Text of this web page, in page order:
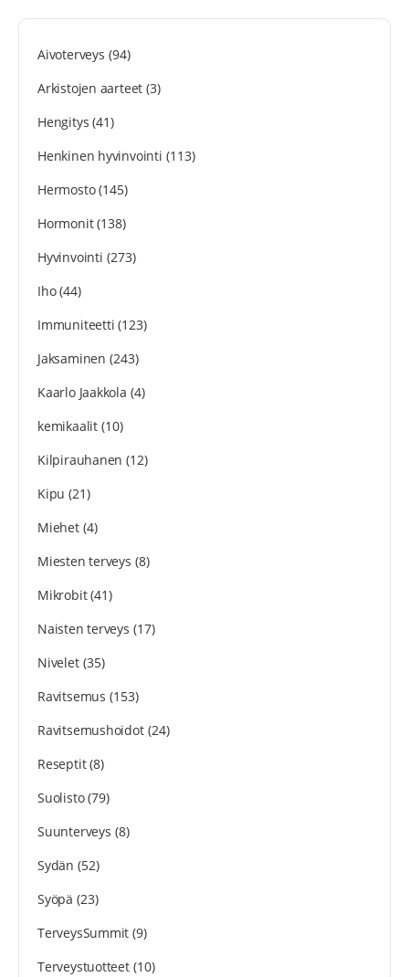
Aivoterveys (94)
Arkistojen aarteet (3)
Hengitys (41)
Henkinen hyvinvointi (113)
Hermosto(145)
Hormonit(138)
Hyvinvointi (273)
Iho(44)
Immuniteetti (123)
Jaksaminen (243)
Kaarlo Jaakkola (4)
kemikaalit(10)
Kilpirauhanen (12)
Kipu (21)
Miehet(4)
Miesten terveys (8)
Mikrobit(41)
Naisten terveys (17)
Nivelet(35)
Ravitsemus (153)
Ravitsemushoidot(24)
Reseptit(8)
Suolisto(79)
Suunterveys (8)
Sydän (52)
Syöpä (23)
TerveysSummit (9)
Terveystuotteet(10)